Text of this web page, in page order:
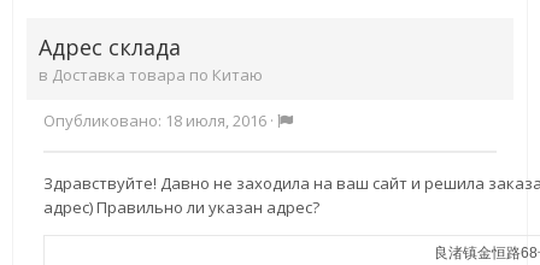
Адрес склада
в Доставка товара по Китаю
Опубликовано: 18 июля, 2016 ·
Здравствуйте! Давно не заходила на ваш сайт и решила
адрес) Правильно ли указан адрес?
良渚镇金恒路